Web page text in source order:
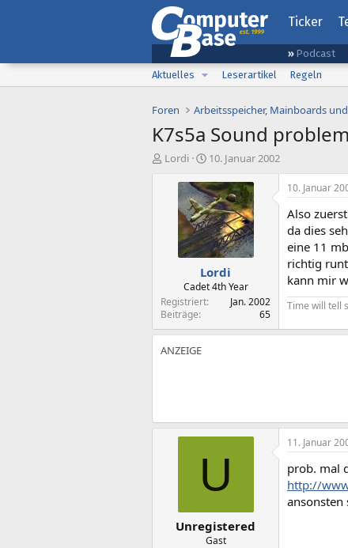
Ticker
Podcast
Aktuelles
Leserartikel Regeln
Foren Arbeitsspeicher, Mainboards
K7s5a Sound
ELordi
E
s
t
e
l
l
t
a
m
10. Januar 2002
Lordi
Cadet 4th Year
Registriert
Jan. 2002
Beiträge
65
10. Januar
Also
da dies
eine 11
richtig
kann mir
Time will tell
U
Unregistered
Gast
11. Januar
prob. mal
http://
ansonsten